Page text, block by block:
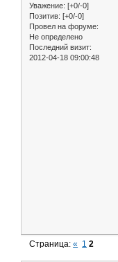
Уважение: [+0/-0]
Позитив: [+0/-0]
Провел на форуме:
Не определено
Последний визит:
2012-04-18 09:00:48
Страница:« 1 2